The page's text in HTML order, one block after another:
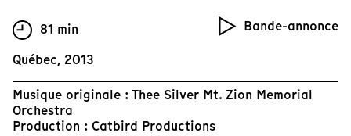
Bande-annonce
81 min
Québec, 2013
Musique originale : Thee Silver Mt. Zion Memorial
Orchestra
Production : Catbird Productions